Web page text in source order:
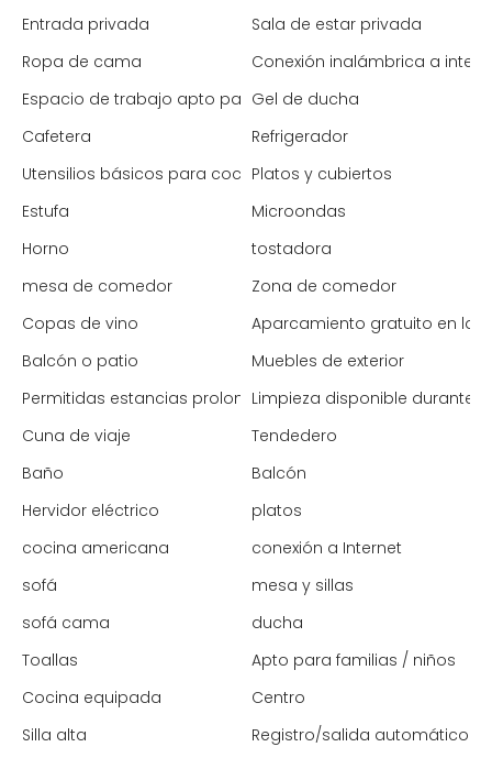
Entrada privada
Sala de estar privada
Ropa de cama
Conexión inalámbrica a
Espacio de trabajo apto para portátiles
Gel de ducha
Cafetera
Refrigerador
Utensilios básicos para cocinarPlatos y cubiertos
Estufa
Microondas
Horno
tostadora
mesa de comedor
Zona de comedor
Copas de vino
Aparcamiento gratuito en la
Balcón o patio
Muebles de exterior
Permitidas estancias prolongadasLimpieza disponible durante
Cuna de viaje
Tendedero
Baño
Balcón
Hervidor eléctrico
platos
cocina americana
conexión a Internet
sofá
mesa y sillas
sofá cama
ducha
Toallas
Apto para familias / niños
Cocina equipada
Centro
Silla alta
Registro/salida automático